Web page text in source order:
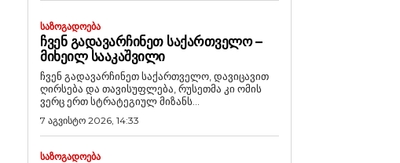
ᲡᲐᲖᲝᲒᲐᲓᲝᲔᲑᲐ
ᲩᲕᲔᲜ ᲒᲐᲓᲐᲕᲐᲠᲩᲘᲜᲔᲗ ᲡᲐᲥᲐᲠᲗᲕᲔᲚᲝ –
ᲛᲘᲮᲔᲘᲚ ᲡᲐᲐᲙᲐᲨᲕᲘᲚᲘ
ჩვენ გადავარჩინეთ საქართველო, დავიცავით
ღირსება და თავისუფლება, რუსეთმა კი ომის
ვერც ერთ სტრატეგიულ მიზანს...
7 აგვისტო 2026, 14:33
ᲡᲐᲖᲝᲒᲐᲓᲝᲔᲑᲐ